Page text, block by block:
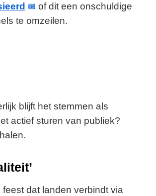
of dit een onschuldige
te omzeilen.
blijft het stemmen als
actief sturen van publiek?
dat landen verbindt via